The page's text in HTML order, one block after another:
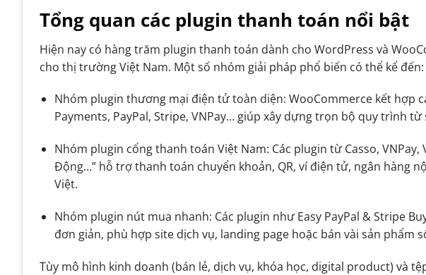
Tổng quan các plugin thanh toán nổi bật
Hiện nay có hàng trăm plugin thanh toán dành cho WordPress và
cho thị trường Việt Nam. Một số nhóm giải pháp phổ biến có thể kể đến:
Nhóm plugin thương mại điện tử toàn diện: WooCommerce kết hợp
Payments, PayPal, Stripe, VNPay… giúp xây dựng trọn bộ quy trình
Nhóm plugin cổng thanh toán Việt Nam: Các plugin từ Casso, VNPay,
Động…” hỗ trợ thanh toán chuyển khoản, QR, ví điện tử, ngân hàng
Việt.
Nhóm plugin nút mua nhanh: Các plugin như Easy PayPal & Stripe
đơn giản, phù hợp site dịch vụ, landing page hoặc bán vài sản phẩm
Tùy mô hình kinh doanh (bán lẻ, dịch vụ, khóa học, digital product) và